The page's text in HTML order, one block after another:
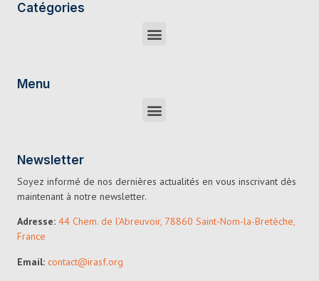
Catégories
Menu
Newsletter
Soyez informé de nos dernières actualités en vous inscrivant dès
maintenant à notre newsletter.
Adresse: 44 Chem. de l’Abreuvoir, 78860 Saint-Nom-la-Bretèche,
France
Email: contact@irasf.org